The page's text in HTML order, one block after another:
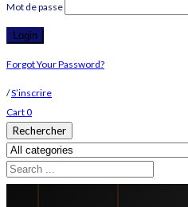
Mot de passe
Forgot Your Password?
/S’inscrire
Cart0
Rechercher